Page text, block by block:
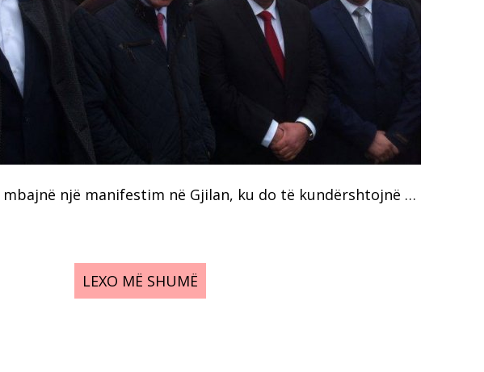
një manifestim në Gjilan, ku do të kundërshtojnë …
LEXO MË SHUMË